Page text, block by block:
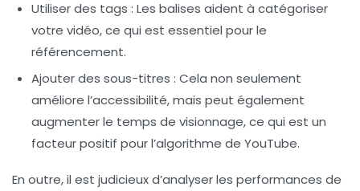
Utiliser des tags : Les balises aident à catégoriser
votre vidéo, ce qui est essentiel pour le
référencement.
Ajouter des sous-titres : Cela non seulement
améliore l’accessibilité, mais peut également
augmenter le temps de visionnage, ce qui est un
facteur positif pour l’algorithme de YouTube.
En outre, il est judicieux d’analyser les performances de